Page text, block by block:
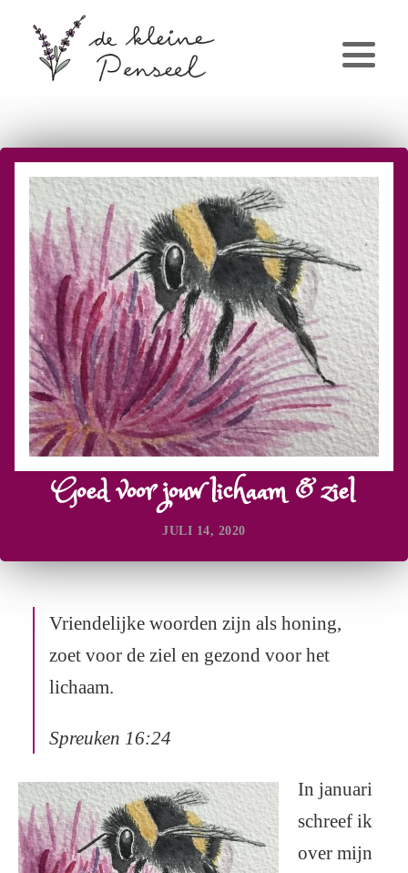
Goed voor jouw lichaam & ziel
JULI 14, 2020
Vriendelijke woorden zijn als honing,
zoet voor de ziel en gezond voor het
lichaam.
Spreuken 16:24
In januari
schreef ik
over mijn